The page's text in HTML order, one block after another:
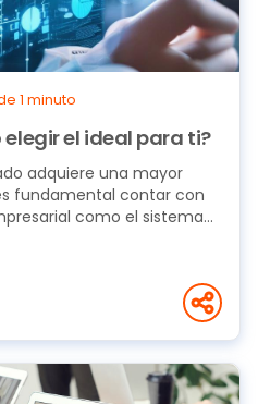
1 minuto
elegir el ideal para ti?
adquiere una mayor
fundamental contar con
como el sistema...